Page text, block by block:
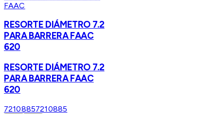
FAAC
RESORTE DIÁMETRO 7.2
PARA BARRERA FAAC
620
RESORTE DIÁMETRO 7.2
PARA BARRERA FAAC
620
72108857210885